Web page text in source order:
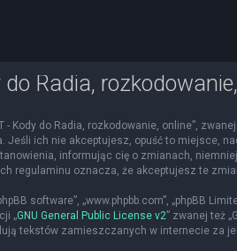
do Radia,
- Kody do Radia, rozkodowanie, online”,
ich nie akceptujesz, opuść to miejsce,
informując cię o zmianach,
regulaminu oznacza, że akceptujesz te
software”, „www.phpbb.com”, „phpBB
„GNU General Public License v2” zwanej też
tekstów zamieszczanych w internecie za